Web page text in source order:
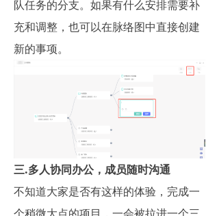
队任务的分支。如果有什么安排需要补
充和调整，也可以在脉络图中直接创建
新的事项。
三.多人协同办公，成员随时沟通
不知道大家是否有这样的体验，完成一